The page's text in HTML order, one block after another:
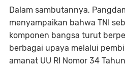
Dalam sambutannya,
menyampaikan bahwa TNI
komponen bangsa turut
berbagai upaya melalui
amanat UU RI Nomor 34